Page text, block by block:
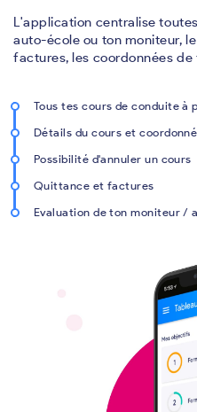
L'application centralise
auto-école ou ton moniteur,
factures, les coordonnées
Tous tes cours de conduite à
Détails du cours et
Possibilité d'annuler un cours
Quittance et factures
Evaluation de ton moniteur /